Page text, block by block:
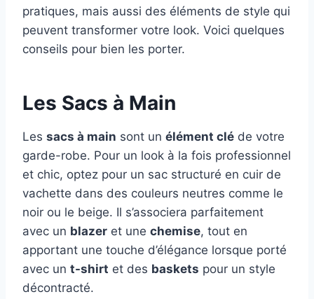
pratiques, mais aussi des éléments de style qui
peuvent transformer votre look. Voici quelques
conseils pour bien les porter.
Les Sacs à Main
Les sacs à main sont un élément clé de votre
garde-robe. Pour un look à la fois professionnel
et chic, optez pour un sac structuré en cuir de
vachette dans des couleurs neutres comme le
noir ou le beige. Il s’associera parfaitement
avec un blazer et une chemise, tout en
apportant une touche d’élégance lorsque porté
avec un t-shirt et des baskets pour un style
décontracté.